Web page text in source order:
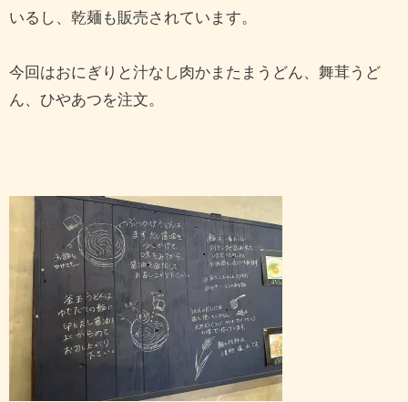
いるし、乾麺も販売されています。
今回はおにぎりと汁なし肉かまたまうどん、舞茸うど
ん、ひやあつを注文。